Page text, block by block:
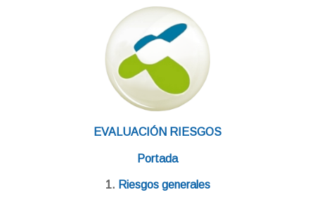
EVALUACIÓN RIESGOS
Portada
1. Riesgos generales